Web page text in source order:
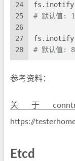
24
25
26
27
28
# 默认值:
# 默认值:
参考资料：
关于
https://
Etcd